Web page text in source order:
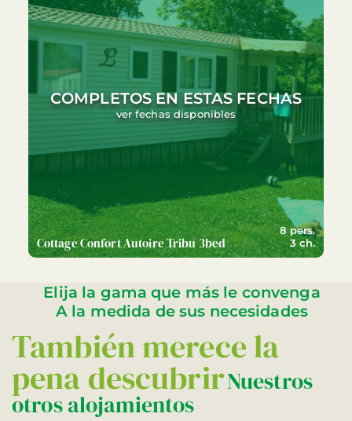
COMPLETOS EN ESTAS FECHAS
ver fechas disponibles
Cottage Confort Autoire Tribu 3bed
8 pers.
3 ch.
Elija la gama que más le convenga
A la medida de sus necesidades
También merece la
pena descubrirNuestros
otros alojamientos